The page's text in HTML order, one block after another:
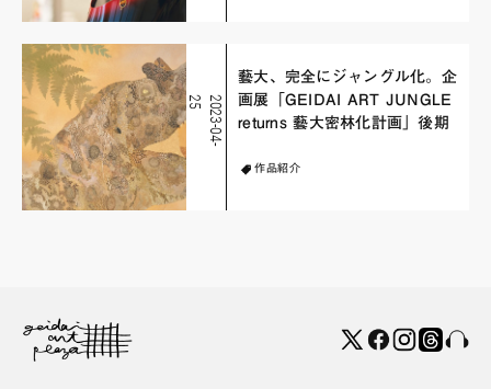
2
0
2
3
-
0
4
-
2
5
藝大、完全にジャングル化。企
画展「GEIDAI ART JUNGLE
returns 藝大密林化計画」後期
作品紹介